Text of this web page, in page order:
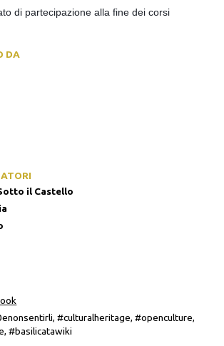
di partecipazione alla fine dei corsi
DA
il Castello
#culturalheritage, #openculture,
#basilicatawiki